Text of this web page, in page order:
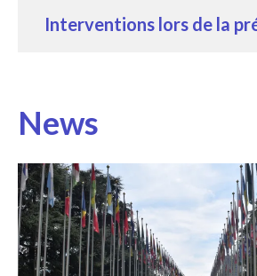
Interventions lors de la
News